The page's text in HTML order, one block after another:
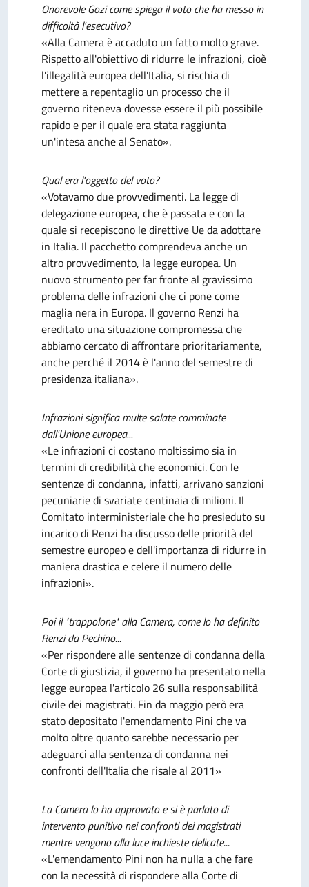
Onorevole Gozi come spiega il voto che ha messo in
difficoltà l'esecutivo?
«Alla Camera è accaduto un fatto molto grave.
Rispetto all'obiettivo di ridurre le infrazioni, cioè
l'illegalità europea dell'Italia, si rischia di
mettere a repentaglio un processo che il
governo riteneva dovesse essere il più possibile
rapido e per il quale era stata raggiunta
un'intesa anche al Senato».
Qual era l'oggetto del voto?
«Votavamo due provvedimenti. La legge di
delegazione europea, che è passata e con la
quale si recepiscono le direttive Ue da adottare
in Italia. Il pacchetto comprendeva anche un
altro provvedimento, la legge europea. Un
nuovo strumento per far fronte al gravissimo
problema delle infrazioni che ci pone come
maglia nera in Europa. Il governo Renzi ha
ereditato una situazione compromessa che
abbiamo cercato di affrontare prioritariamente,
anche perché il 2014 è l'anno del semestre di
presidenza italiana».
Infrazioni significa multe salate comminate
dall'Unione europea...
«Le infrazioni ci costano moltissimo sia in
termini di credibilità che economici. Con le
sentenze di condanna, infatti, arrivano sanzioni
pecuniarie di svariate centinaia di milioni. Il
Comitato interministeriale che ho presieduto su
incarico di Renzi ha discusso delle priorità del
semestre europeo e dell'importanza di ridurre in
maniera drastica e celere il numero delle
infrazioni».
Poi il "trappolone" alla Camera, come lo ha definito
Renzi da Pechino...
«Per rispondere alle sentenze di condanna della
Corte di giustizia, il governo ha presentato nella
legge europea l'articolo 26 sulla responsabilità
civile dei magistrati. Fin da maggio però era
stato depositato l'emendamento Pini che va
molto oltre quanto sarebbe necessario per
adeguarci alla sentenza di condanna nei
confronti dell'Italia che risale al 2011»
La Camera lo ha approvato e si è parlato di
intervento punitivo nei confronti dei magistrati
mentre vengono alla luce inchieste delicate...
«L'emendamento Pini non ha nulla a che fare
con la necessità di rispondere alla Corte di